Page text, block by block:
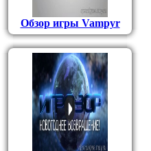
Обзор игры Vampyr